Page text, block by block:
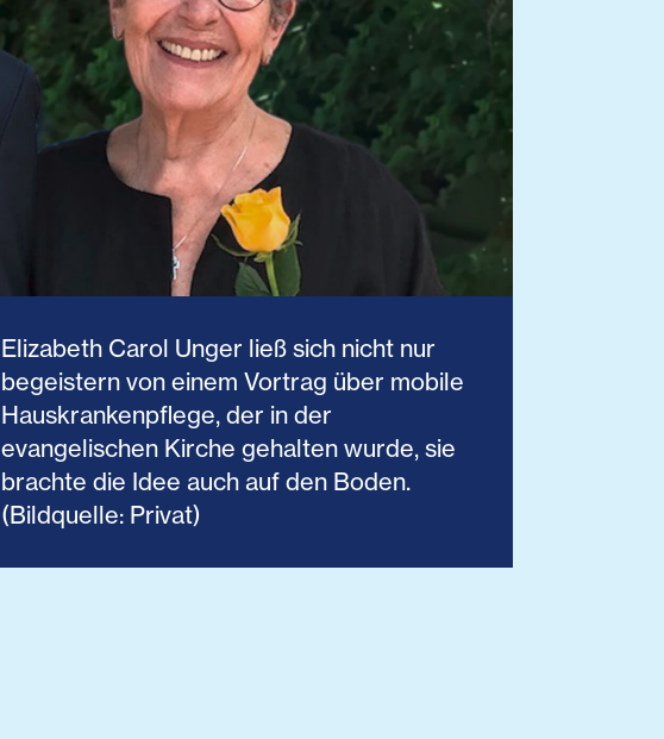
Elizabeth Carol Unger ließ sich nicht nur
begeistern von einem ­Vortrag über mobile
Hauskrankenpflege, der in der
evangelischen Kirche ­gehalten wurde, sie
brachte die Idee auch auf den Boden.
(Bildquelle: Privat)